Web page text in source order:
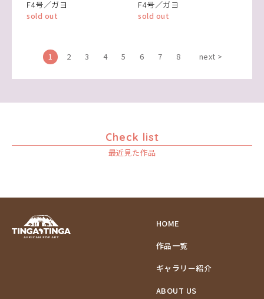
F4号／ガヨ
sold out
F4号／ガヨ
sold out
1 2 3 4 5 6 7 8 next >
Check list
最近見た作品
HOME
作品一覧
ギャラリー紹介
ABOUT US